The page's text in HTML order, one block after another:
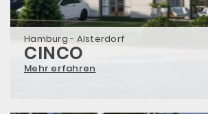
Hamburg - Alsterdorf
CINCO
Mehr erfahren